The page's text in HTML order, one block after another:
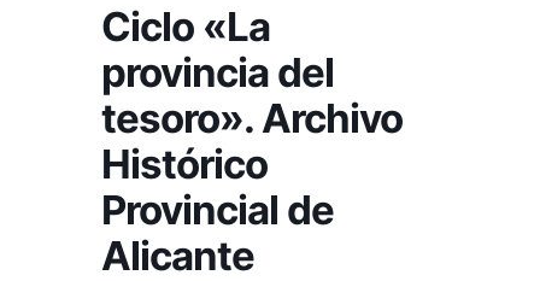
Ciclo «La
provincia del
tesoro». Archivo
Histórico
Provincial de
Alicante